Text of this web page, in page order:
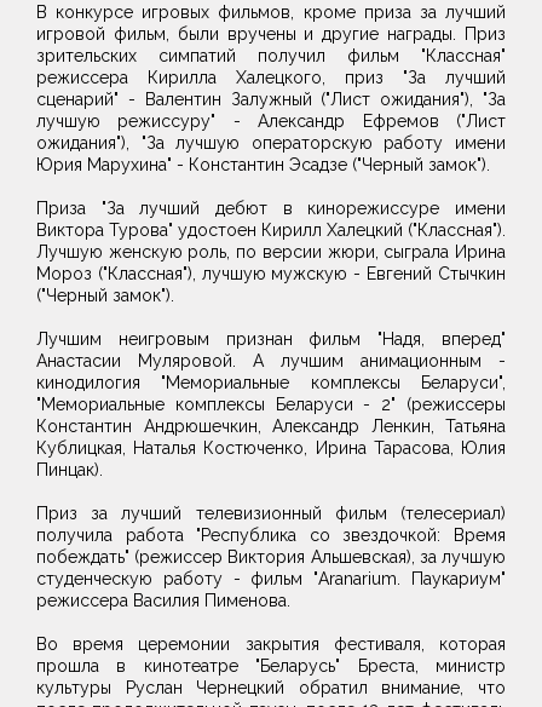
В конкурсе игровых фильмов, кроме приза за лучший
игровой фильм, были вручены и другие награды. Приз
зрительских симпатий получил фильм "Классная"
режиссера Кирилла Халецкого, приз "За лучший
сценарий" - Валентин Залужный ("Лист ожидания"), "За
лучшую режиссуру" - Александр Ефремов ("Лист
ожидания"), "За лучшую операторскую работу имени
Юрия Марухина" - Константин Эсадзе ("Черный замок").
Приза "За лучший дебют в кинорежиссуре имени
Виктора Турова" удостоен Кирилл Халецкий ("Классная").
Лучшую женскую роль, по версии жюри, сыграла Ирина
Мороз ("Классная"), лучшую мужскую - Евгений Стычкин
("Черный замок").
Лучшим неигровым признан фильм "Надя, вперед"
Анастасии Муляровой. А лучшим анимационным -
кинодилогия "Мемориальные комплексы Беларуси",
"Мемориальные комплексы Беларуси - 2" (режиссеры
Константин Андрюшечкин, Александр Ленкин, Татьяна
Кублицкая, Наталья Костюченко, Ирина Тарасова, Юлия
Пинцак).
Приз за лучший телевизионный фильм (телесериал)
получила работа "Республика со звездочкой: Время
побеждать" (режиссер Виктория Альшевская), за лучшую
студенческую работу - фильм "Aranarium. Паукариум"
режиссера Василия Пименова.
Во время церемонии закрытия фестиваля, которая
прошла в кинотеатре "Беларусь" Бреста, министр
культуры Руслан Чернецкий обратил внимание, что